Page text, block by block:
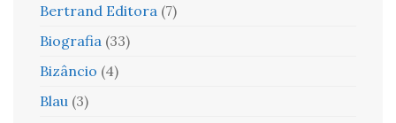
Bertrand Editora (7)
Biografia (33)
Bizâncio (4)
Blau (3)